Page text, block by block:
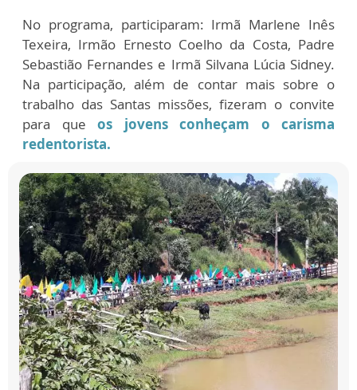
No programa, participaram: Irmã Marlene Inês
Texeira, Irmão Ernesto Coelho da Costa, Padre
Sebastião Fernandes e Irmã Silvana Lúcia Sidney.
Na participação, além de contar mais sobre o
trabalho das Santas missões, fizeram o convite
para que os jovens conheçam o carisma
redentorista.